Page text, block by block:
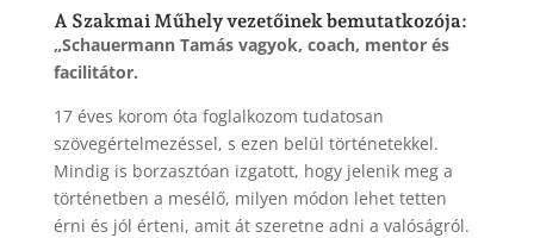
A Szakmai Műhely vezetőinek bemutatkozója:
„Schauermann Tamás vagyok, coach, mentor és
facilitátor.
17 éves korom óta foglalkozom tudatosan
szövegértelmezéssel, s ezen belül történetekkel.
Mindig is borzasztóan izgatott, hogy jelenik meg a
történetben a mesélő, milyen módon lehet tetten
érni és jól érteni, amit át szeretne adni a valóságról.